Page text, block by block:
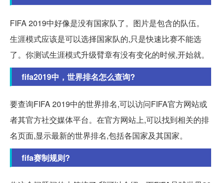
FIFA 2019中好像是没有国家队了。图片是包含的队伍。
生涯模式应该是可以选择国家队的,只是快速比赛不能选
了。你测试生涯模式升级臂章有没有变化的时候,开始就。
fifa2019中，世界排名怎么查询?
要查询FIFA 2019中的世界排名,可以访问FIFA官方网站或
者其官方社交媒体平台。在官方网站上,可以找到相关的排
名页面,显示最新的世界排名,包括各国家及其国家。
fifa赛制规则?